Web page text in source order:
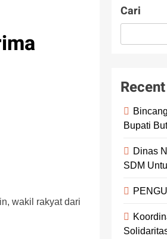
wakil rakyat dari
Cari
Bupati
Dinas
SDM